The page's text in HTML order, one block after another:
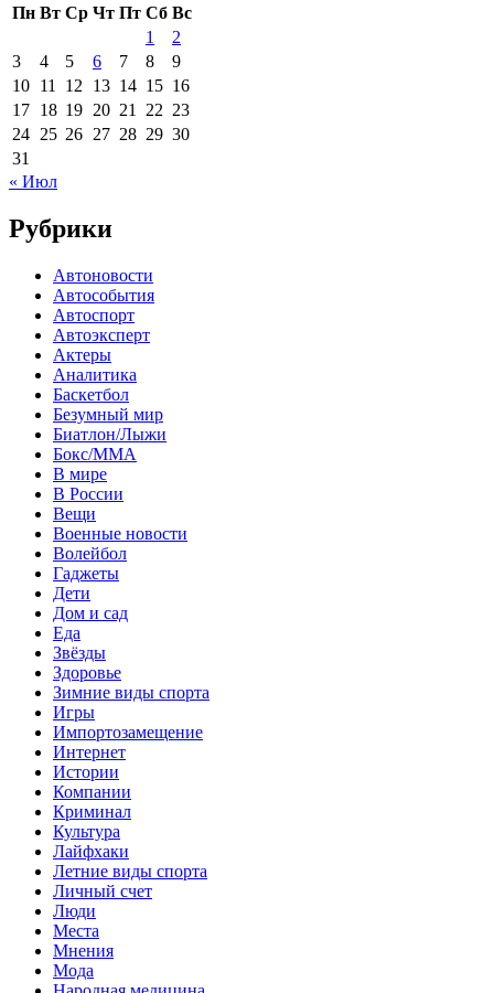
Пн Вт Ср Чт Пт Сб Вс
1
2
3
4 5 6 7 8
9
10 11 12 13 14 15 16
17 18 19 20 21 22 23
24 25 26 27 28 29 30
31
« Июл
Рубрики
Автоновости
Автособытия
Автоспорт
Автоэксперт
Актеры
Аналитика
Баскетбол
Безумный мир
Биатлон/Лыжи
Бокс/MMA
В мире
В России
Вещи
Военные новости
Волейбол
Гаджеты
Дети
Дом и сад
Еда
Звёзды
Здоровье
Зимние виды спорта
Игры
Импортозамещение
Интернет
Истории
Компании
Криминал
Культура
Лайфхаки
Летние виды спорта
Личный счет
Люди
Места
Мнения
Мода